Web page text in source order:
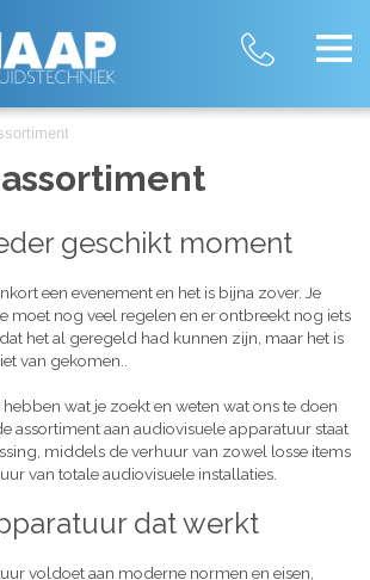
geschikt moment
een evenement en het is bijna zover. Je
moet nog veel regelen en er ontbreekt nog iets
het al geregeld had kunnen zijn, maar het is
van gekomen..
wat je zoekt en weten wat ons te doen
assortiment aan audiovisuele apparatuur staat
middels de verhuur van zowel losse items
van totale audiovisuele installaties.
dat werkt
voldoet aan moderne normen en eisen,